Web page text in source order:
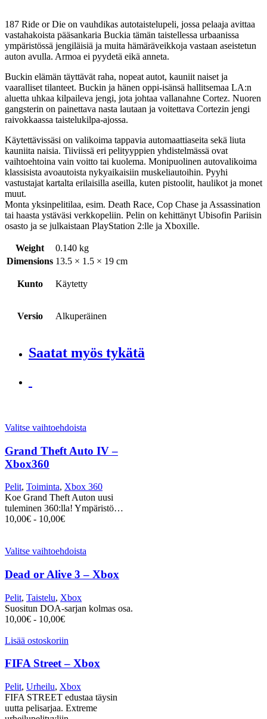
187 Ride or Die on vauhdikas autotaistelupeli, jossa pelaaja avittaa
vastahakoista pääsankaria Buckia tämän taistellessa urbaanissa
ympäristössä jengiläisiä ja muita hämäräveikkoja vastaan aseistetun
auton avulla. Armoa ei pyydetä eikä anneta.
Buckin elämän täyttävät raha, nopeat autot, kauniit naiset ja
vaaralliset tilanteet. Buckin ja hänen oppi-isänsä hallitsemaa LA:n
aluetta uhkaa kilpaileva jengi, jota johtaa vallanahne Cortez. Nuoren
gangsterin on painettava nasta lautaan ja voitettava Cortezin jengi
raivokkaassa taistelukilpa-ajossa.
Käytettävissäsi on valikoima tappavia automaattiaseita sekä liuta
kauniita naisia. Tiiviissä eri pelityyppien yhdistelmässä ovat
vaihtoehtoina vain voitto tai kuolema. Monipuolinen autovalikoima
klassisista avoautoista nykyaikaisiin muskeliautoihin. Pyyhi
vastustajat kartalta erilaisilla aseilla, kuten pistoolit, haulikot ja monet
muut.
Monta yksinpelitilaa, esim. Death Race, Cop Chase ja Assassination
tai haasta ystäväsi verkkopeliin. Pelin on kehittänyt Ubisofin Pariisin
osasto ja se julkaistaan PlayStation 2:lle ja Xboxille.
Weight
0.140 kg
Dimensions 13.5 × 1.5 × 19 cm
Kunto Käytetty
Versio Alkuperäinen
Saatat myös tykätä
Valitse vaihtoehdoista
Grand Theft Auto IV –
Xbox360
Pelit, Toiminta, Xbox 360
Koe Grand Theft Auton uusi
tuleminen 360:lla! Ympäristö…
10,00€ - 10,00€
Valitse vaihtoehdoista
Dead or Alive 3 – Xbox
Pelit, Taistelu, Xbox
Suositun DOA-sarjan kolmas osa.
10,00€ - 10,00€
Lisää ostoskoriin
FIFA Street – Xbox
Pelit, Urheilu, Xbox
FIFA STREET edustaa täysin
uutta pelisarjaa. Extreme